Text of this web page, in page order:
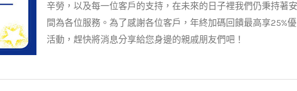
辛勞，以及每一位客戶的支持，在未來的日子裡我們仍秉持著
間為各位服務。為了感謝各位客戶，年終加碼回饋最高享25%
活動，趕快將消息分享給您身邊的親戚朋友們吧！